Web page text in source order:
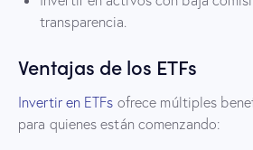
transparencia.
Ventajas de los ETFs
Invertir en ETFs ofrece múltiples
para quienes están comenzando: